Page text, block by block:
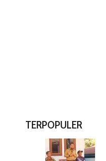
TERPOPULER